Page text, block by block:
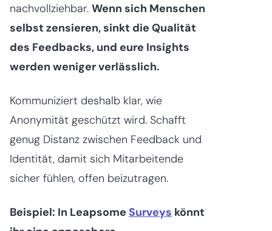
nachvollziehbar. Wenn sich Menschen
selbst zensieren, sinkt die Qualität
des Feedbacks, und eure Insights
werden weniger verlässlich.
Kommuniziert deshalb klar, wie
Anonymität geschützt wird. Schafft
genug Distanz zwischen Feedback und
Identität, damit sich Mitarbeitende
sicher fühlen, offen beizutragen.
Beispiel: In Leapsome Surveys könnt